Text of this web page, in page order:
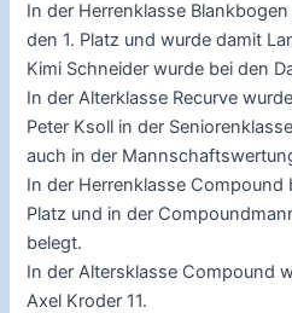
In der Herrenklasse
den 1. Platz und wurde damit
Kimi Schneider wurde bei den
In der Alterklasse Recurve
Peter Ksoll in der
auch in der
In der Herrenklasse Compound
Platz und in der
belegt.
In der Altersklasse Compound
Axel Kroder 11.